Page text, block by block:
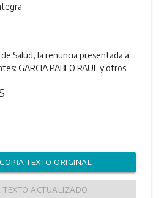
Salud, la renuncia presentada a
GARCIA PABLO RAUL y otros.
TEXTO ORIGINAL
TEXTO ACTUALIZADO